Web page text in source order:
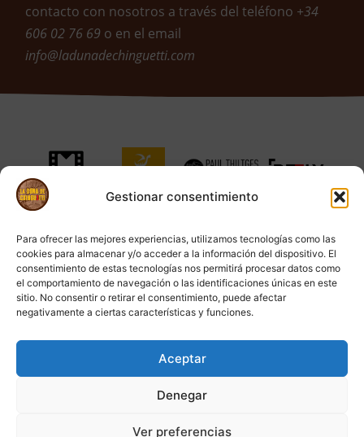
Gestionar consentimiento
Para ofrecer las mejores experiencias, utilizamos tecnologías como las
cookies para almacenar y/o acceder a la información del dispositivo. El
consentimiento de estas tecnologías nos permitirá procesar datos como
el comportamiento de navegación o las identificaciones únicas en este
sitio. No consentir o retirar el consentimiento, puede afectar
negativamente a ciertas características y funciones.
Aceptar
Denegar
Ver preferencias
contacto con nosotros a través del teléfono +34
606 02 76 69 o en el email
info@ladunadechinguetti.com
privacidad
de